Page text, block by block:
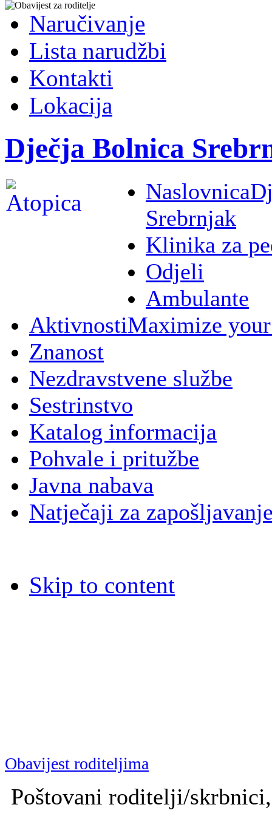
Naručivanje
Lista narudžbi
Kontakti
Lokacija
Dječja Bolnica
Naslovnica
Srebrnjak
Klinika za
Odjeli
Ambulante
AktivnostiMaximize
Znanost
Nezdravstvene službe
Sestrinstvo
Katalog informacija
Pohvale i pritužbe
Javna nabava
Natječaji za
Skip to content
Dječja bolnica Srebrnjak
Dječja bolnica Srebrnjak